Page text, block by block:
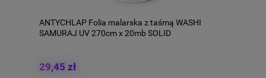
ANTYCHLAP Folia malarska z taśmą WASHI
SAMURAJ UV 270cm x 20mb SOLID
29,45 zł